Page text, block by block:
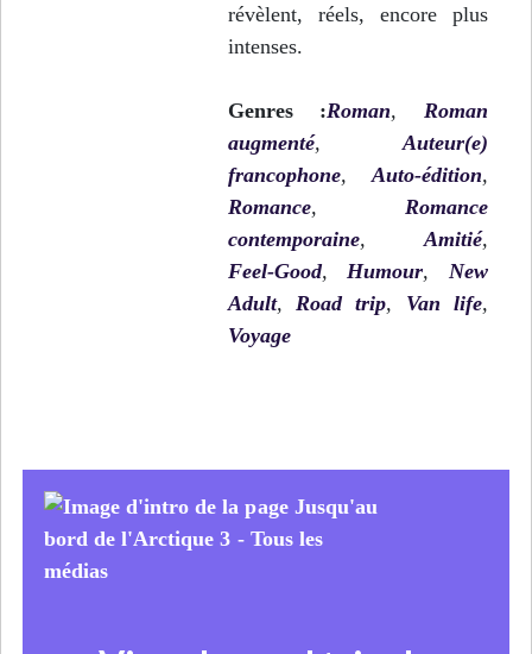
révèlent, réels, encore plus
intenses.
Genres :Roman, Roman
augmenté, Auteur(e)
francophone, Auto-édition,
Romance, Romance
contemporaine, Amitié,
Feel-Good, Humour, New
Adult, Road trip, Van life,
Voyage